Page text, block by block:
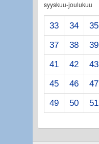
syyskuu-joulukuu
33 34 35
37
38 39
41
42 43
45
46 47
49
50 51